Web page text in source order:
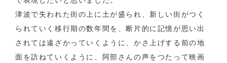
津波で失われた街の上に土が盛られ、新しい街がつく
られていく移行期の数年間を、断片的に記憶が思い出
されては遠ざかっていくように、かさ上げする前の地
面を訪ねていくように、阿部さんの声をつたって映画